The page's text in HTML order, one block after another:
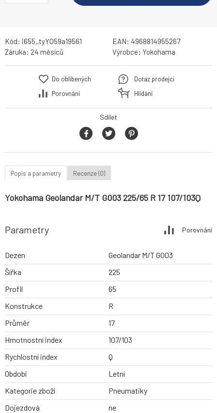
Kód: i655_tyYO59a19561 EAN: 4968814955267
Záruka: 24 měsíců Výrobce: Yokohama
Do oblíbených
Porovnání
Dotaz prodejci
Hlídání
Sdílet
Popis a parametry Recenze (0)
Yokohama Geolandar M/T G003 225/65 R 17 107/103Q
Parametry Porovnání
Dezen
Geolandar M/T G003
Šířka
225
Profil
65
Konstrukce
R
Průměr
17
Hmotnostní index
107/103
Rychlostní index
Q
Období
Letní
Kategorie zboží
Pneumatiky
Dojezdová
ne